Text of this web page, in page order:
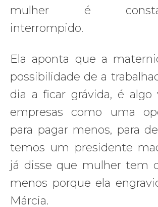
mulher é
interrompido.
Ela aponta que a
possibilidade de a
dia a ficar grávida, é algo
empresas como uma
para pagar menos, para
temos um presidente
já disse que mulher tem
menos porque ela
Márcia.